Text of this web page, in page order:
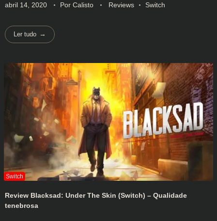
abril 14, 2020 Por Calisto Reviews Switch
Ler tudo
Review Blacksad: Under The Skin (Switch) – Qualidade
tenebrosa